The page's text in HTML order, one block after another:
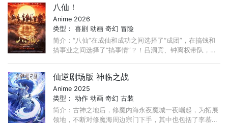
八仙！
Anime 2026
类型：喜剧 动画 奇幻 冒险
简介：“八仙”在成仙和成功之间选择了“成团”，在搞钱和
搞事业之间选择了“搞事情”？！吕洞宾、钟离权带队，集
仙逆剧场版 神临之战
Anime 2025
类型：动作 动画 奇幻 古装
简介：古神之地后，修魔内海永夜魔城一夜崛起，为拓展
领地，不断对修魔海周边宗门下手，其中也包括了李慕婉